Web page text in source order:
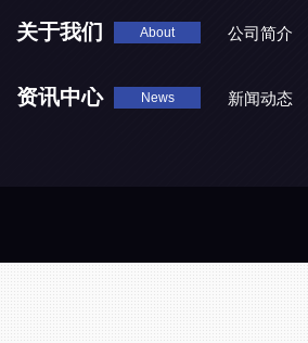
关于我们 About 公司简介
资讯中心 News 新闻动态